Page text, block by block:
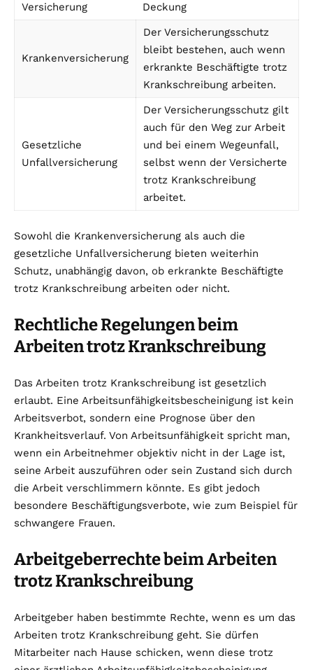
Versicherung Deckung
Krankenversicherung
Der Versicherungsschutz
bleibt bestehen, auch wenn
erkrankte Beschäftigte trotz
Krankschreibung arbeiten.
Gesetzliche
Unfallversicherung
Der Versicherungsschutz gilt
auch für den Weg zur Arbeit
und bei einem Wegeunfall,
selbst wenn der Versicherte
trotz Krankschreibung
arbeitet.
Sowohl die Krankenversicherung als auch die
gesetzliche Unfallversicherung bieten weiterhin
Schutz, unabhängig davon, ob erkrankte Beschäftigte
trotz Krankschreibung arbeiten oder nicht.
Rechtliche Regelungen beim
Arbeiten trotz Krankschreibung
Das Arbeiten trotz Krankschreibung ist gesetzlich
erlaubt. Eine Arbeitsunfähigkeitsbescheinigung ist kein
Arbeitsverbot, sondern eine Prognose über den
Krankheitsverlauf. Von Arbeitsunfähigkeit spricht man,
wenn ein Arbeitnehmer objektiv nicht in der Lage ist,
seine Arbeit auszuführen oder sein Zustand sich durch
die Arbeit verschlimmern könnte. Es gibt jedoch
besondere Beschäftigungsverbote, wie zum Beispiel für
schwangere Frauen.
Arbeitgeberrechte beim Arbeiten
trotz Krankschreibung
Arbeitgeber haben bestimmte Rechte, wenn es um das
Arbeiten trotz Krankschreibung geht. Sie dürfen
Mitarbeiter nach Hause schicken, wenn diese trotz